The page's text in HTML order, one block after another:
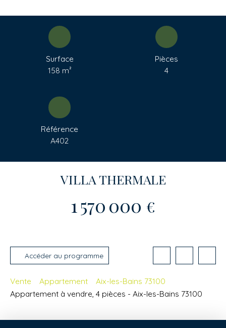
Surface
158 m²
Pièces
4
Référence
A402
VILLA THERMALE
1 570 000 €
Accéder au programme
Vente Appartement
Aix-les-Bains 73100
Appartement à vendre, 4 pièces - Aix-les-Bains 73100